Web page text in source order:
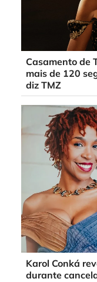
Casamento de
mais de 120
diz TMZ
Karol Conká
durante